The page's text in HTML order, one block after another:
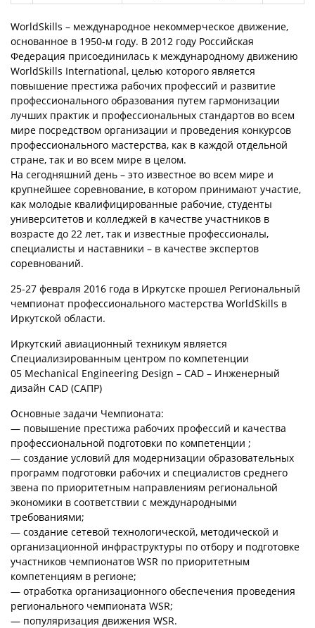
WorldSkills – международное некоммерческое движение,
основанное в 1950-м году. В 2012 году Российская
Федерация присоединилась к международному движению
WorldSkills International, целью которого является
повышение престижа рабочих профессий и развитие
профессионального образования путем гармонизации
лучших практик и профессиональных стандартов во всем
мире посредством организации и проведения конкурсов
профессионального мастерства, как в каждой отдельной
стране, так и во всем мире в целом.
На сегодняшний день – это известное во всем мире и
крупнейшее соревнование, в котором принимают участие,
как молодые квалифицированные рабочие, студенты
университетов и колледжей в качестве участников в
возрасте до 22 лет, так и известные профессионалы,
специалисты и наставники – в качестве экспертов
соревнований.
25-27 февраля 2016 года в Иркутске прошел Региональный
чемпионат профессионального мастерства WorldSkills в
Иркутской области.
Иркутский авиационный техникум является
Специализированным центром по компетенции
05 Mechanical Engineering Design – CAD – Инженерный
дизайн CAD (САПР)
Основные задачи Чемпионата:
— повышение престижа рабочих профессий и качества
профессиональной подготовки по компетенции ;
— создание условий для модернизации образовательных
программ подготовки рабочих и специалистов среднего
звена по приоритетным направлениям региональной
экономики в соответствии с международными
требованиями;
— создание сетевой технологической, методической и
организационной инфраструктуры по отбору и подготовке
участников чемпионатов WSR по приоритетным
компетенциям в регионе;
— отработка организационного обеспечения проведения
регионального чемпионата WSR;
— популяризация движения WSR.